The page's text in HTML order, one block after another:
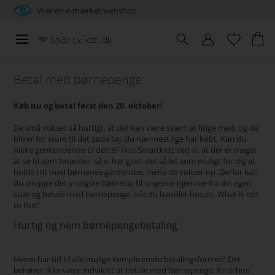
Vi er en e-mærket webshop
Betal med børnepenge
Køb nu og betal først den 20. oktober!
De små vokser så hurtigt, at det kan være svært at følge med, og de
bliver for store til det søde tøj, du nærmest lige har købt. Kan du
nikke genkendende til dette? Hos Smartkidz ved vi, at der er meget
at se til som forælder, så vi har gjort det så let som muligt for dig at
holde trit med børnenes garderobe, mens de vokser op. Derfor kan
du shoppe det yndigste børnetøj til ungerne hjemme fra din egen
stue og betale med børnepenge, når du handler hos os. What is not
to like?
Hurtig og nem børnepengebetaling
Hvem har tid til alle mulige komplicerede betalingsformer? Det
behøver ikke være indviklet at betale med børnepenge, fordi hos